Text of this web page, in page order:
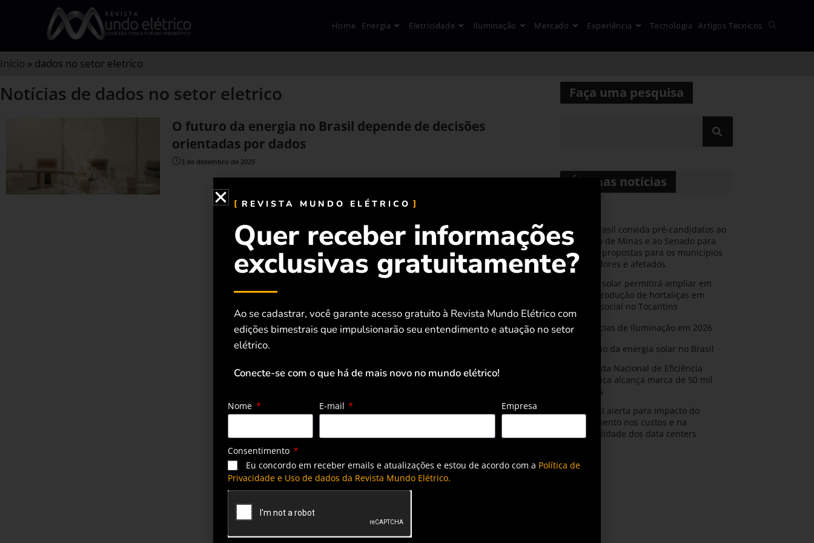
Home Energia Eletricidade Iluminação Mercado Experiência Tecnologia Artigos Técnicos
Início » dados no setor eletrico
Notícias de dados no setor eletrico
O futuro da energia no Brasil depende de decisões
orientadas por dados
3 de dezembro de 2025
Faça uma pesquisa
Últimas notícias
AMIG Brasil convida pré-candidatos ao
Governo de Minas e ao Senado para
discutir propostas para os municípios
mineradores e afetados
Energia solar permitirá ampliar em
25% a produção de hortaliças em
projeto social no Tocantins
Tendências de Iluminação em 2026
Expansão da energia solar no Brasil
Olimpíada Nacional de Eficiência
Energética alcança marca de 50 mil
inscritos
Armacell alerta para impacto do
resfriamento nos custos e na
confiabilidade dos data centers
REVISTA MUNDO ELÉTRICO
Quer receber informações
exclusivas gratuitamente?
Ao se cadastrar, você garante acesso gratuito à Revista Mundo Elétrico com
edições bimestrais que impulsionarão seu entendimento e atuação no setor
elétrico.
Conecte-se com o que há de mais novo no mundo elétrico!
Nome E-mail Empresa
Consentimento
Eu concordo em receber emails e atualizações e estou de acordo com a Política de
Privacidade e Uso de dados da Revista Mundo Elétrico.